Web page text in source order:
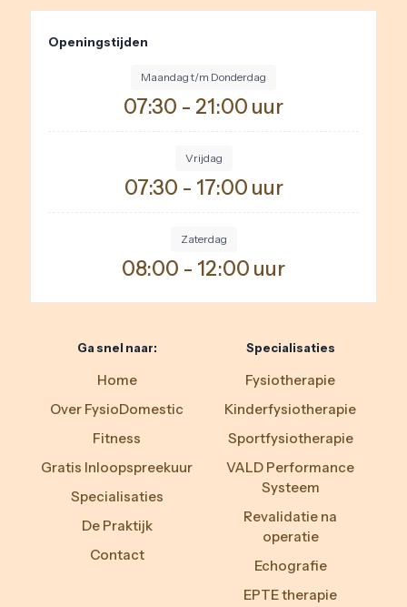
Openingstijden
Maandag t/m Donderdag
07:30 - 21:00 uur
Vrijdag
07:30 - 17:00 uur
Zaterdag
08:00 - 12:00 uur
Ga snel naar:
Home
Over FysioDomestic
Fitness
Gratis Inloopspreekuur
Specialisaties
De Praktijk
Contact
Specialisaties
Fysiotherapie
Kinderfysiotherapie
Sportfysiotherapie
VALD Performance
Systeem
Revalidatie na
operatie
Echografie
EPTE therapie